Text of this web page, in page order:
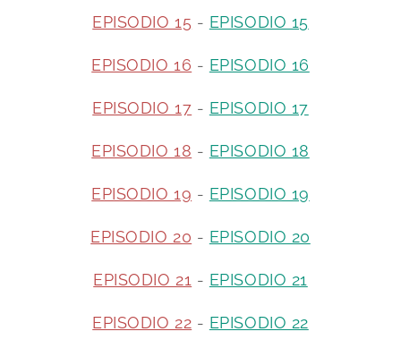
EPISODIO 15 - EPISODIO 15
EPISODIO 16 - EPISODIO 16
EPISODIO 17 - EPISODIO 17
EPISODIO 18 - EPISODIO 18
EPISODIO 19 - EPISODIO 19
EPISODIO 20 - EPISODIO 20
EPISODIO 21 - EPISODIO 21
EPISODIO 22 - EPISODIO 22